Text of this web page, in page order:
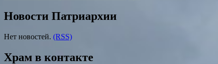
Новости Патриархии
Нет новостей. (RSS)
Храм в контакте